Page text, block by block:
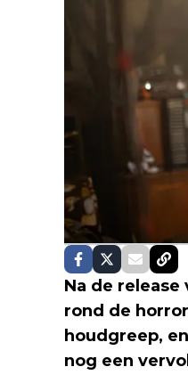
Na de release
rond de
houdgreep,
nog een